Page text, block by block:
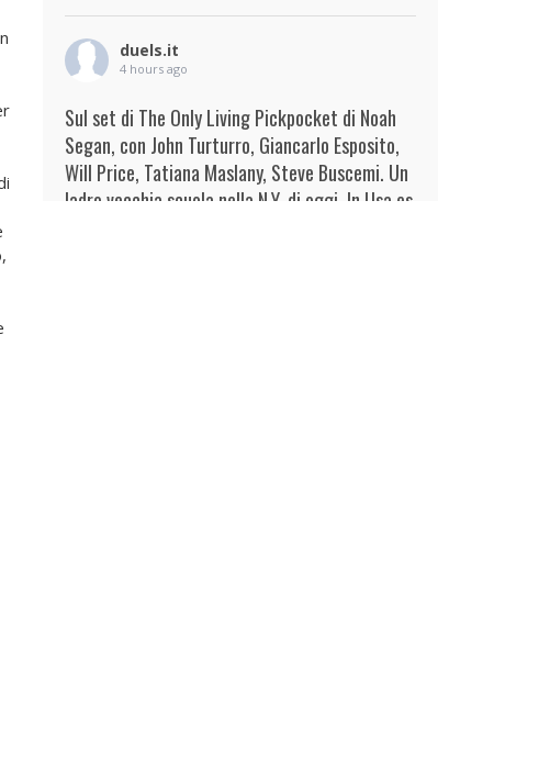
duels.it
4 hours ago
Sul set di The Only Living Pickpocket di Noah
Segan, con John Turturro, Giancarlo Esposito,
Will Price, Tatiana Maslany, Steve Buscemi. Un
ladro vecchia scuola nella N.Y. di oggi. In Usa es